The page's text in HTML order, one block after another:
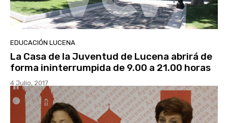
EDUCACIÓN LUCENA
La Casa de la Juventud de Lucena abrirá de
forma ininterrumpida de 9.00 a 21.00 horas
4 Julio, 2017